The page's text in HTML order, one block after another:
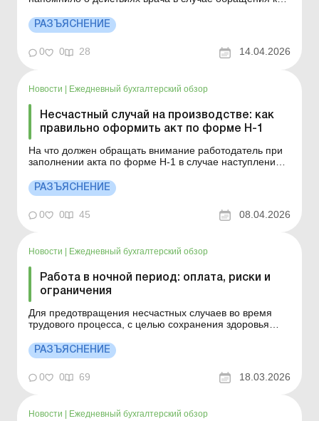
на производстве. Больше по теме: Страхование жизни,
пенсионное и медицинское страхование: когда
действует разница по налогу на прибыль Медицинская
лицензия...
РАЗЪЯСНЕНИЕ
0 0 28 14.04.2026
Новости | Ежедневный бухгалтерский обзор
Несчастный случай на производстве: как
правильно оформить акт по форме Н-1
На что должен обращать внимание работодатель при
заполнении акта по форме Н-1 в случае наступления
Расследование несчастных случаев на предприятии в
результате военных или боевых действий В
соответствии со ст. 37 Закона от 23.09.1999 № 1105-
XIV &l...
РАЗЪЯСНЕНИЕ
0 0 45 08.04.2026
Новости Ежедневный бухгалтерский обзор
Работа в ночной период: оплата, риски и
ограничения
Для предотвращения несчастных случаев во время
трудового процесса, с целью сохранения здоровья
предупреждения развития профессиональных
заболеваний и возмещения вреда в случае
повреждения здоровья работников при планировании
ночной работы следует учитывать...
РАЗЪЯСНЕНИЕ
0 0 69 18.03.2026
Новости Ежедневный бухгалтерский обзор